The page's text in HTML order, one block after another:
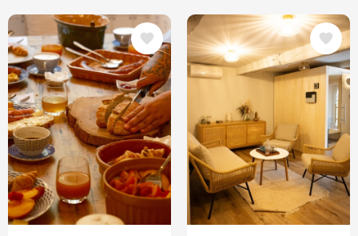
Imagem Imagem